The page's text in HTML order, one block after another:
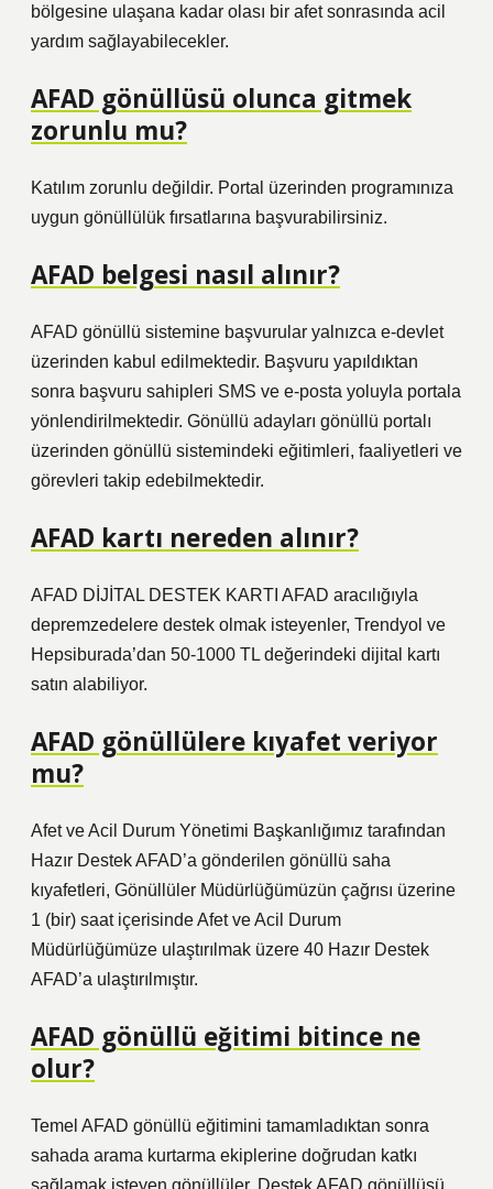
bölgesine ulaşana kadar olası bir afet sonrasında acil
yardım sağlayabilecekler.
AFAD gönüllüsü olunca gitmek
zorunlu mu?
Katılım zorunlu değildir. Portal üzerinden programınıza
uygun gönüllülük fırsatlarına başvurabilirsiniz.
AFAD belgesi nasıl alınır?
AFAD gönüllü sistemine başvurular yalnızca e-devlet
üzerinden kabul edilmektedir. Başvuru yapıldıktan
sonra başvuru sahipleri SMS ve e-posta yoluyla portala
yönlendirilmektedir. Gönüllü adayları gönüllü portalı
üzerinden gönüllü sistemindeki eğitimleri, faaliyetleri ve
görevleri takip edebilmektedir.
AFAD kartı nereden alınır?
AFAD DİJİTAL DESTEK KARTI AFAD aracılığıyla
depremzedelere destek olmak isteyenler, Trendyol ve
Hepsiburada’dan 50-1000 TL değerindeki dijital kartı
satın alabiliyor.
AFAD gönüllülere kıyafet veriyor
mu?
Afet ve Acil Durum Yönetimi Başkanlığımız tarafından
Hazır Destek AFAD’a gönderilen gönüllü saha
kıyafetleri, Gönüllüler Müdürlüğümüzün çağrısı üzerine
1 (bir) saat içerisinde Afet ve Acil Durum
Müdürlüğümüze ulaştırılmak üzere 40 Hazır Destek
AFAD’a ulaştırılmıştır.
AFAD gönüllü eğitimi bitince ne
olur?
Temel AFAD gönüllü eğitimini tamamladıktan sonra
sahada arama kurtarma ekiplerine doğrudan katkı
sağlamak isteyen gönüllüler, Destek AFAD gönüllüsü